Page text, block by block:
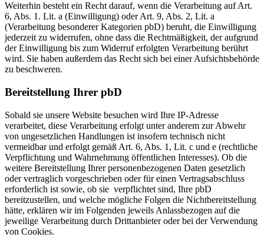
Weiterhin besteht ein Recht darauf, wenn die Verarbeitung auf Art.
6, Abs. 1. Lit. a (Einwilligung) oder Art. 9, Abs. 2, Lit. a
(Verarbeitung besonderer Kategorien pbD) beruht, die Einwilligung
jederzeit zu widerrufen, ohne dass die Rechtmäßigkeit, der aufgrund
der Einwilligung bis zum Widerruf erfolgten Verarbeitung berührt
wird. Sie haben außerdem das Recht sich bei einer Aufsichtsbehörde
zu beschweren.
Bereitstellung Ihrer pbD
Sobald sie unsere Website besuchen wird Ihre IP-Adresse
verarbeitet, diese Verarbeitung erfolgt unter anderem zur Abwehr
von ungesetzlichen Handlungen ist insofern technisch nicht
vermeidbar und erfolgt gemäß Art. 6, Abs. 1, Lit. c und e (rechtliche
Verpflichtung und Wahrnehmung öffentlichen Interesses). Ob die
weitere Bereitstellung Ihrer personenbezogenen Daten gesetzlich
oder vertraglich vorgeschrieben oder für einen Vertragsabschluss
erforderlich ist sowie, ob sie verpflichtet sind, Ihre pbD
bereitzustellen, und welche mögliche Folgen die Nichtbereitstellung
hätte, erklären wir im Folgenden jeweils Anlassbezogen auf die
jeweilige Verarbeitung durch Drittanbieter oder bei der Verwendung
von Cookies.